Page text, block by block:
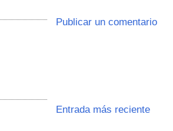
Publicar un comentario
Entrada más reciente